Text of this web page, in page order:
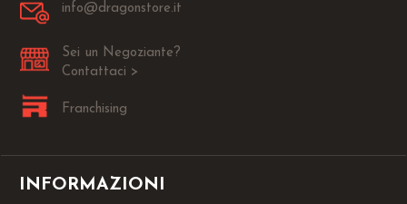
info@dragonstore.it
Sei un Negoziante?
Contattaci >
Franchising
INFORMAZIONI